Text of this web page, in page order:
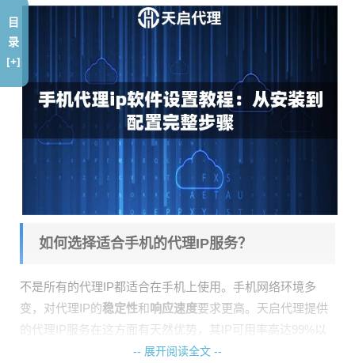
如何选择适合手机的代理IP服务？
不是所有的代理IP都适合在手机上使用。手机网络环境多
变，对代理IP的稳定性和响应速度要求更高。天启代理提供
的代理IP服务在这方面有天然优势，其IP可用率高达99%以
上，响应延迟控制在10毫秒以内，这对于手机用户来说意味
-- 展开阅读全文 --
目
录
[+]